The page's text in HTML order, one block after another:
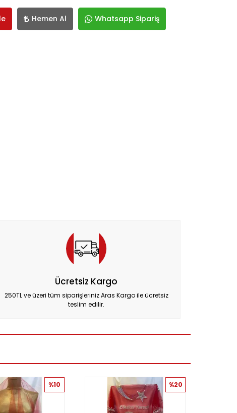
Hemen Al Whatsapp Sipariş
Ücretsiz Kargo
250TL ve üzeri tüm siparişleriniz Aras Kargo ile ücretsiz
teslim edilir.
%10 %20